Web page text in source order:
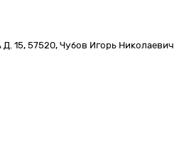
15, 57520, Чубов Игорь Николаевич